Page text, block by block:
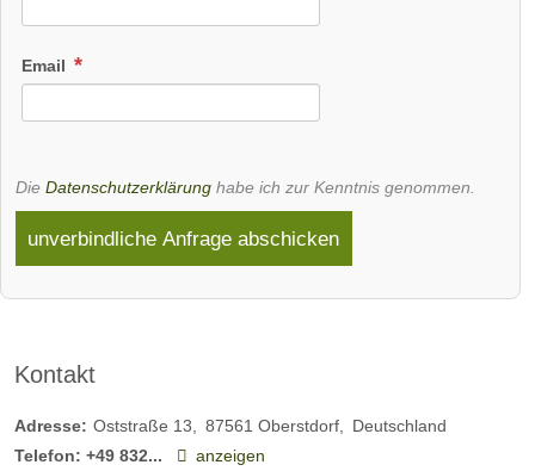
Email
Die Datenschutzerklärung habe ich zur Kenntnis genommen.
unverbindliche Anfrage abschicken
Kontakt
Adresse: Oststraße 13 87561 Oberstdorf
Deutschland
Telefon: +49 832...
anzeigen